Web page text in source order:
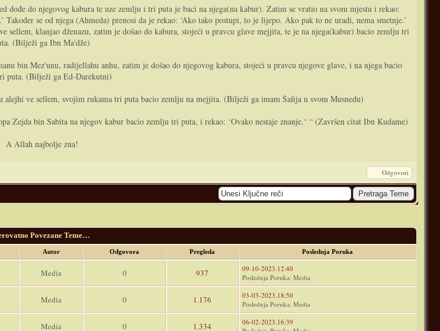
dođe do njegovog kabura te uze zemlju i tri puta je baci na njega(na kabur). Zatim se vratio na svom mjestu i rekao:
se od njega (Ahmeda) prenosi da je rekao: ‘Ako tako postupi, to je lijepo. Ako pak to ne uradi, nema smetnje.’
sellem, klanjao dženazu, zatim je došao do kabura, stojeći u pravcu glave mejjita, te je na njega(kabur) bacio zemlju tri
(Bilježi ga Ibn Ma'dže)
bin Mez'unu, radijellahu anhu, zatim je došao do njegovog kabura, stojeći u pravcu njegove glave, i na njega bacio
puta. (Bilježi ga Ed-Darekutni)
ve sellem, svojim rukama tri puta bacio zemlju na mejjita. (Bilježi ga imam Šafija u svom Musnedu)
Zejda bin Sabita na njegov kabur bacio zemlju tri puta, i rekao: ‘Ovako nestaje znanje.‘ “ (Završen citat Ibn Kudame)
A Allah najbolje zna!
Odgovori
Povezane Teme…
Autor Odgovora Pregleda Poslednja Poruka
Media 0 937
09-10-2023.12:40
Poslednja Poruka: Media
Media 0 1.176
03-03-2023.18:50
Poslednja Poruka: Media
Media 0 1.334
06-02-2023.16:39